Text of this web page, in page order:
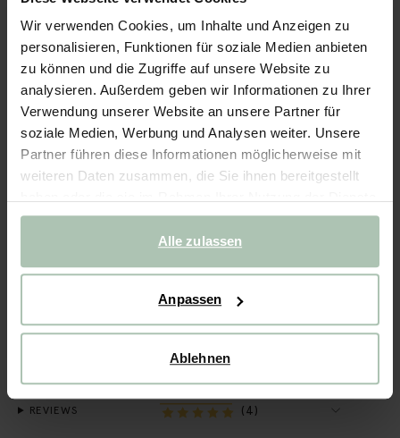
Wir verwenden Cookies, um Inhalte und Anzeigen zu
personalisieren, Funktionen für soziale Medien anbieten
zu können und die Zugriffe auf unsere Website zu
analysieren. Außerdem geben wir Informationen zu Ihrer
Verwendung unserer Website an unsere Partner für
soziale Medien, Werbung und Analysen weiter. Unsere
Partner führen diese Informationen möglicherweise mit
weiteren Daten zusammen, die Sie ihnen bereitgestellt
gesammelt haben.
Alle zulassen
Anpassen
Ablehnen
Wähle deine Größe
IN DEN WARENKORB
Rechnungskauf möglich
REVIEWS (4)